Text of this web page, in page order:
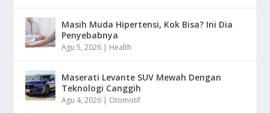
Masih Muda Hipertensi, Kok Bisa? Ini Dia
Penyebabnya
Agu 5, 2026 | Health
Maserati Levante SUV Mewah Dengan
Teknologi Canggih
Agu 4, 2026 | Otomotif